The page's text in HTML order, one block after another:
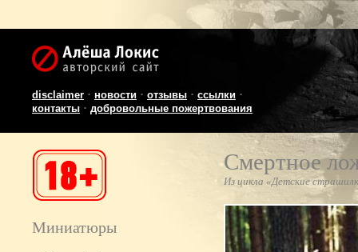
disclaimer · новости · отзывы · ссылки ·
контакты · добровольные пожертвования
Миниатюры
Смертное
Из цикла «Детские